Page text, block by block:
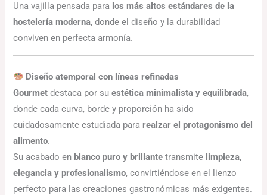
Una vajilla pensada para los más altos estándares de la
hostelería moderna, donde el diseño y la durabilidad
conviven en perfecta armonía.
Diseño atemporal con líneas refinadas
Gourmet destaca por suestética minimalista y equilibrada,
donde cada curva, borde y proporción ha sido
cuidadosamente estudiada pararealzar el protagonismo del
alimento.
Su acabado en blanco puro y brillante transmite limpieza,
elegancia y profesionalismo, convirtiéndose en el lienzo
perfecto para las creaciones gastronómicas más exigentes.